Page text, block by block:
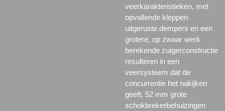
veerkarakteristieken, met
opvallende kleppen
uitgeruste dempers en een
grotere, op zwaar werk
berekende zuigerconstructie
resulteren in een
veersysteem dat de
concurrentie het nakijken
geeft. 52 mm grote
schokbrekerbehuizingen